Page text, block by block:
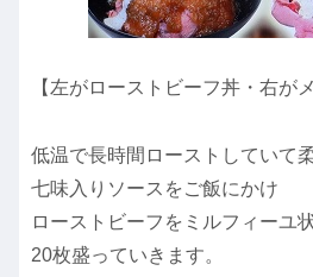
【左がローストビーフ丼・右が
低温で長時間ローストしていて
七味入りソースをご飯にかけ
ローストビーフをミルフィーユ
20枚盛っていきます。